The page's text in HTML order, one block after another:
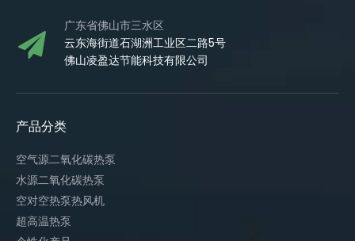
广东省佛山市三水区
云东海街道石湖洲工业区二路5号
佛山凌盈达节能科技有限公司
产品分类
空气源二氧化碳热泵
水源二氧化碳热泵
空对空热泵热风机
超高温热泵